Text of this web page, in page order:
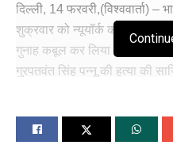
दिल्ली, 14 फरवरी,(विश्ववार्ता) –
शुक्रवार को न्यूयॉर्क की एक फ़ेडरल
गुनाह कबूल कर लिया (बड़ी
गुरपतवंत सिंह पन्नू की हत्या की
में उसे ज़्यादा से ज़्यादा 40 साल